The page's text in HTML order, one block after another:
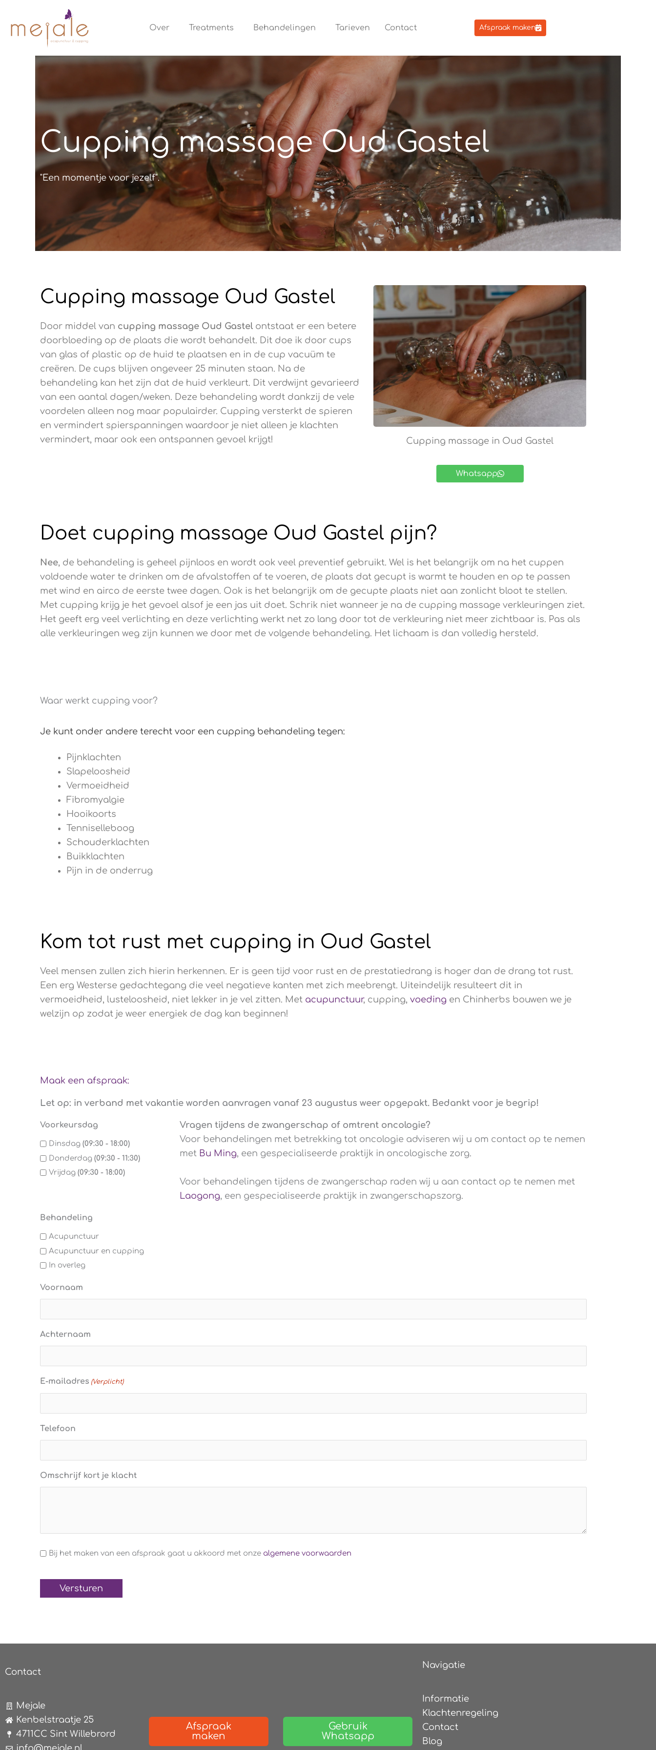
de
Over Treatments Behandelingen Tarieven Contact Afspraak maken
Cupping massage Oud Gastel
"Een momentje voor jezelf".
Cupping massage Oud Gastel
Door middel van cupping massage Oud Gastel ontstaat er een betere
doorbloeding op de plaats die wordt behandelt. Dit doe ik door cups
van glas of plastic op de huid te plaatsen en in de cup vacuüm te
creëren. De cups blijven ongeveer 25 minuten staan. Na de
behandeling kan het zijn dat de huid verkleurt. Dit verdwijnt gevarieerd
van een aantal dagen/weken. Deze behandeling wordt dankzij de vele
voordelen alleen nog maar populairder. Cupping versterkt de spieren
en vermindert spierspanningen waardoor je niet alleen je klachten
vermindert, maar ook een ontspannen gevoel krijgt!
Cupping massage in Oud Gastel
Whatsapp
Doet cupping massage Oud Gastel pijn?
Nee, de behandeling is geheel pijnloos en wordt ook veel preventief gebruikt. Wel is het belangrijk om na het cuppen
voldoende water te drinken om de afvalstoffen af te voeren, de plaats dat gecupt is warmt te houden en op te passen
met wind en airco de eerste twee dagen. Ook is het belangrijk om de gecupte plaats niet aan zonlicht bloot te stellen.
Met cupping krijg je het gevoel alsof je een jas uit doet. Schrik niet wanneer je na de cupping massage verkleuringen ziet.
Het geeft erg veel verlichting en deze verlichting werkt net zo lang door tot de verkleuring niet meer zichtbaar is. Pas als
alle verkleuringen weg zijn kunnen we door met de volgende behandeling. Het lichaam is dan volledig hersteld.
Waar werkt cupping voor?
Je kunt onder andere terecht voor een cupping behandeling tegen:
Pijnklachten
Slapeloosheid
Vermoeidheid
Fibromyalgie
Hooikoorts
Tenniselleboog
Schouderklachten
Buikklachten
Pijn in de onderrug
Kom tot rust met cupping in Oud Gastel
Veel mensen zullen zich hierin herkennen. Er is geen tijd voor rust en de prestatiedrang is hoger dan de drang tot rust.
Een erg Westerse gedachtegang die veel negatieve kanten met zich meebrengt. Uiteindelijk resulteert dit in
vermoeidheid, lusteloosheid, niet lekker in je vel zitten. Met acupunctuur, cupping, voeding en Chinherbs bouwen we je
welzijn op zodat je weer energiek de dag kan beginnen!
Maak een afspraak:
Let op: in verband met vakantie worden aanvragen vanaf 23 augustus weer opgepakt. Bedankt voor je begrip!
Voorkeursdag
Dinsdag (09:30 - 18:00)
Donderdag (09:30 - 11:30)
Vrijdag (09:30 - 18:00)
Vragen tijdens de zwangerschap of omtrent oncologie?
Voor behandelingen met betrekking tot oncologie adviseren wij u om contact op te nemen
met Bu Ming, een gespecialiseerde praktijk in oncologische zorg.
Voor behandelingen tijdens de zwangerschap raden wij u aan contact op te nemen met
Laogong, een gespecialiseerde praktijk in zwangerschapszorg.
Behandeling
Acupunctuur
Acupunctuur en cupping
In overleg
Voornaam
Achternaam
E-mailadres (Verplicht)
Telefoon
Omschrijf kort je klacht
Algemene
(Verplicht)
Bij het maken van een afspraak gaat u akkoord met onze algemene voorwaarden
Contact
Mejale
Kenbelstraatje 25
4711CC Sint Willebrord
Afspraak
maken
Gebruik
Whatsapp
Navigatie
Informatie
Klachtenregeling
Contact
Blog